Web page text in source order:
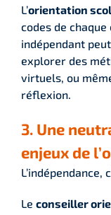
L’orientation
codes de chaque
indépendant
explorer des
virtuels, ou
réflexion.
3. Une
enjeux de
L’indépendance,
Le conseiller